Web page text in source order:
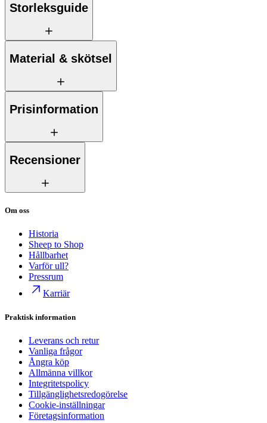
Storleksguide
Material & skötsel
Prisinformation
Recensioner
Om oss
Historia
Sheep to Shop
Hållbarhet
Varför ull?
Pressrum
Karriär
Praktisk information
Leverans och retur
Vanliga frågor
Ångra köp
Allmänna villkor
Integritetspolicy
Tillgänglighetsredogörelse
Cookie-inställningar
Företagsinformation